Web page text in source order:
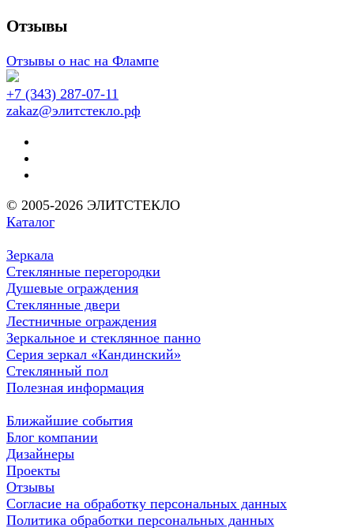
Отзывы
Отзывы о нас на Флампе
+7 (343) 287-07-11
zakaz@элитстекло.рф
© 2005-2026 ЭЛИТСТЕКЛО
Каталог
Зеркала
Стеклянные перегородки
Душевые ограждения
Стеклянные двери
Лестничные ограждения
Зеркальное и стеклянное панно
Серия зеркал «Кандинский»
Стеклянный пол
Полезная информация
Ближайшие события
Блог компании
Дизайнеры
Проекты
Отзывы
Согласие на обработку персональных данных
Политика обработки персональных данных